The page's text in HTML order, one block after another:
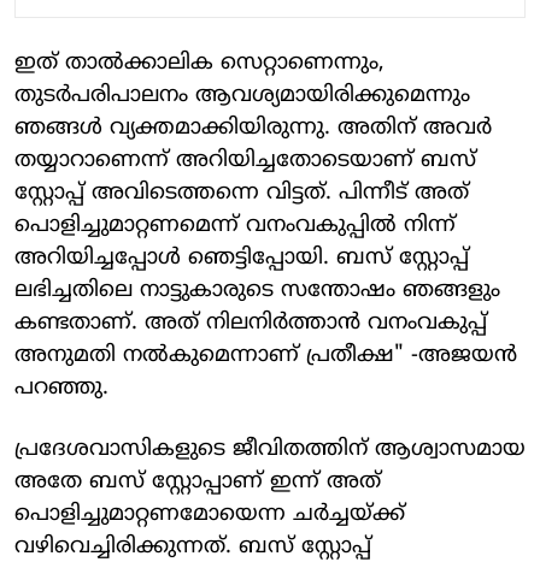
ഇത് താൽക്കാലിക സെറ്റാണെന്നും,
തുടർപരിപാലനം ആവശ്യമായിരിക്കുമെന്നും
ഞങ്ങൾ വ്യക്തമാക്കിയിരുന്നു. അതിന് അവർ
തയ്യാറാണെന്ന് അറിയിച്ചതോടെയാണ് ബസ്
സ്റ്റോപ്പ് അവിടെത്തന്നെ വിട്ടത്. പിന്നീട് അത്
പൊളിച്ചുമാറ്റണമെന്ന് വനംവകുപ്പിൽ നിന്ന്
അറിയിച്ചപ്പോൾ ഞെട്ടിപ്പോയി. ബസ് സ്റ്റോപ്പ്
ലഭിച്ചതിലെ നാട്ടുകാരുടെ സന്തോഷം ഞങ്ങളും
കണ്ടതാണ്. അത് നിലനിർത്താൻ വനംവകുപ്പ്
അനുമതി നൽകുമെന്നാണ് പ്രതീക്ഷ" -അജയൻ
പറഞ്ഞു.
പ്രദേശവാസികളുടെ ജീവിതത്തിന് ആശ്വാസമായ
അതേ ബസ് സ്റ്റോപ്പാണ് ഇന്ന് അത്
പൊളിച്ചുമാറ്റണമോയെന്ന ചർച്ചയ്ക്ക്
വഴിവെച്ചിരിക്കുന്നത്. ബസ് സ്റ്റോപ്പ്